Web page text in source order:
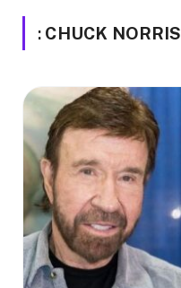
: CHUCK NORRIS